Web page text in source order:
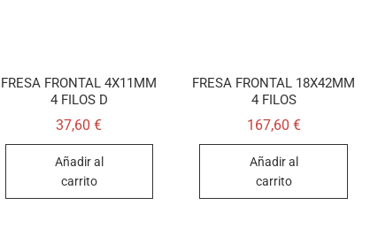
FRESA FRONTAL 4X11MM
4 FILOS D
37,60€
Añadir al
carrito
FRESA FRONTAL 18X42MM
4 FILOS
167,60 €
Añadir al
carrito